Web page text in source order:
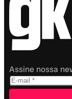
Assine nossa